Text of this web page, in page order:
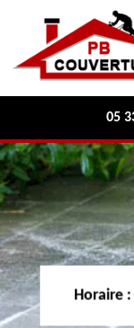
05
Horaire :